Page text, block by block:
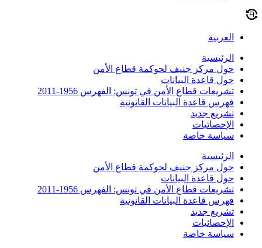
العربية
الرئيسية
حول مركز جنيف لحوكمة قطاع الأمن
حول قاعدة البيانات
تشريعات قطاع الأمن في تونس: الفهرس 1956-2011
فهرس قاعدة البيانات القانونية
تشريع جديد
الإحصائيات
سياسة خاصة
الرئيسية
حول مركز جنيف لحوكمة قطاع الأمن
حول قاعدة البيانات
تشريعات قطاع الأمن في تونس: الفهرس 1956-2011
فهرس قاعدة البيانات القانونية
تشريع جديد
الإحصائيات
سياسة خاصة